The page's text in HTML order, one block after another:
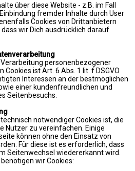
über diese Website - z.B. im Fall
fremder Inhalte durch User
Cookies von Drittanbietern
wir Dich ausdrücklich darauf
personenbezogener
Cookies ist Art. 6 Abs. 1 lit. f DSGVO
Interessen an der bestmöglichen
einer kundenfreundlichen und
Seitenbesuchs.
notwendiger Cookies ist, die
Nutzer zu vereinfachen. Einige
können ohne den Einsatz von
Für diese ist es erforderlich, dass
Seitenwechsel wiedererkannt wird.
wir Cookies: